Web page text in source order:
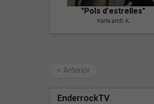
"Pols d'estrelles"
Karla amb K
< Anterior
EnderrockTV